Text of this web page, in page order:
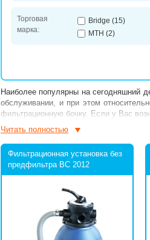
Торговая
марка:
Bridge (15)
MTH (2)
Наиболее популярны на сегодняшний
обслуживании, и при этом
фильтрационную бочку. Если у Вас
Читать полностью
Фильтрационная установка без
предфильтра BC 2012